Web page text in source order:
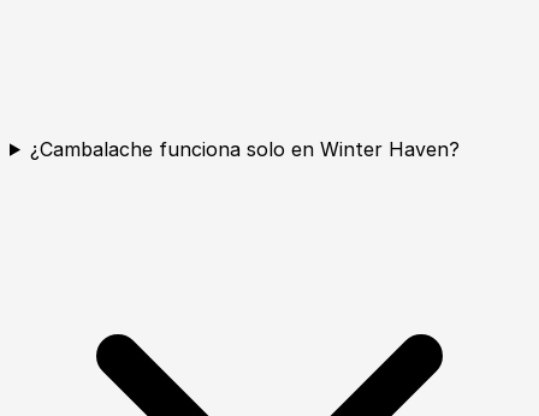
¿Cambalache funciona solo en Winter Haven?